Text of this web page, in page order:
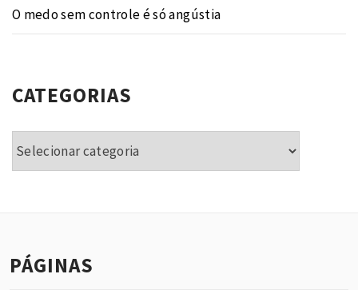
O medo sem controle é só angústia
CATEGORIAS
PÁGINAS